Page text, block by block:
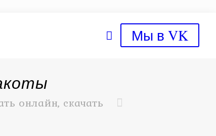
Мы в VK
онлайн, скачать